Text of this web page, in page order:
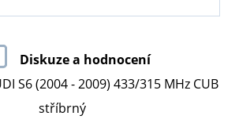
Diskuze a hodnocení
S6 (2004 - 2009) 433/315 MHz CUB
stříbrný